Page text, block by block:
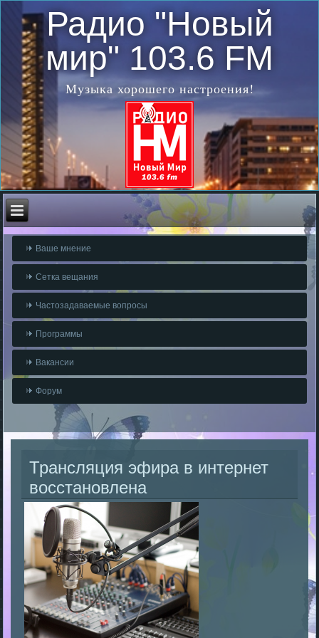
Радио "Новый
мир" 103.6 FM
Музыка хорошего настроения!
Ваше мнение
Сетка вещания
Частозадаваемые вопросы
Программы
Вакансии
Форум
Трансляция эфира в интернет
восстановлена